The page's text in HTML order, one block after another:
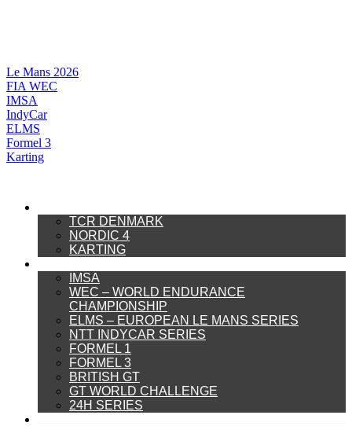
Le Mans 2026
FIA WEC
IMSA
IndyCar
ELMS
Formel 3
Karting
TCR DENMARK
NORDIC 4
KARTING
IMSA
WEC – WORLD ENDURANCE
CHAMPIONSHIP
ELMS – EUROPEAN LE MANS SERIES
NTT INDYCAR SERIES
FORMEL 1
FORMEL 3
BRITISH GT
GT WORLD CHALLENGE
24H SERIES